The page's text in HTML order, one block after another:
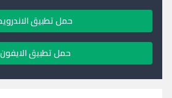
حمل تطبيق
حمل تطبيق الايفون